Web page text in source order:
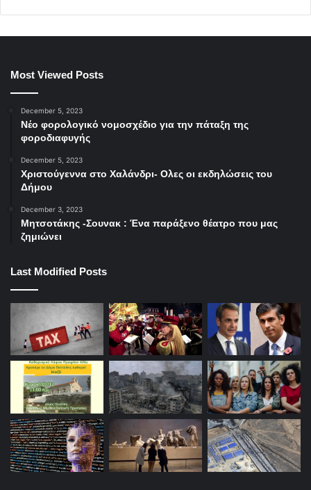
Most Viewed Posts
December 5, 2023
Νέο φορολογικό νομοσχέδιο για την πάταξη της
φοροδιαφυγής
December 5, 2023
Χριστούγεννα στο Χαλάνδρι- Ολες οι εκδηλώσεις του
Δήμου
December 3, 2023
Μητσοτάκης -Σουνακ : Ένα παράξενο θέατρο που μας
ζημιώνει
Last Modified Posts